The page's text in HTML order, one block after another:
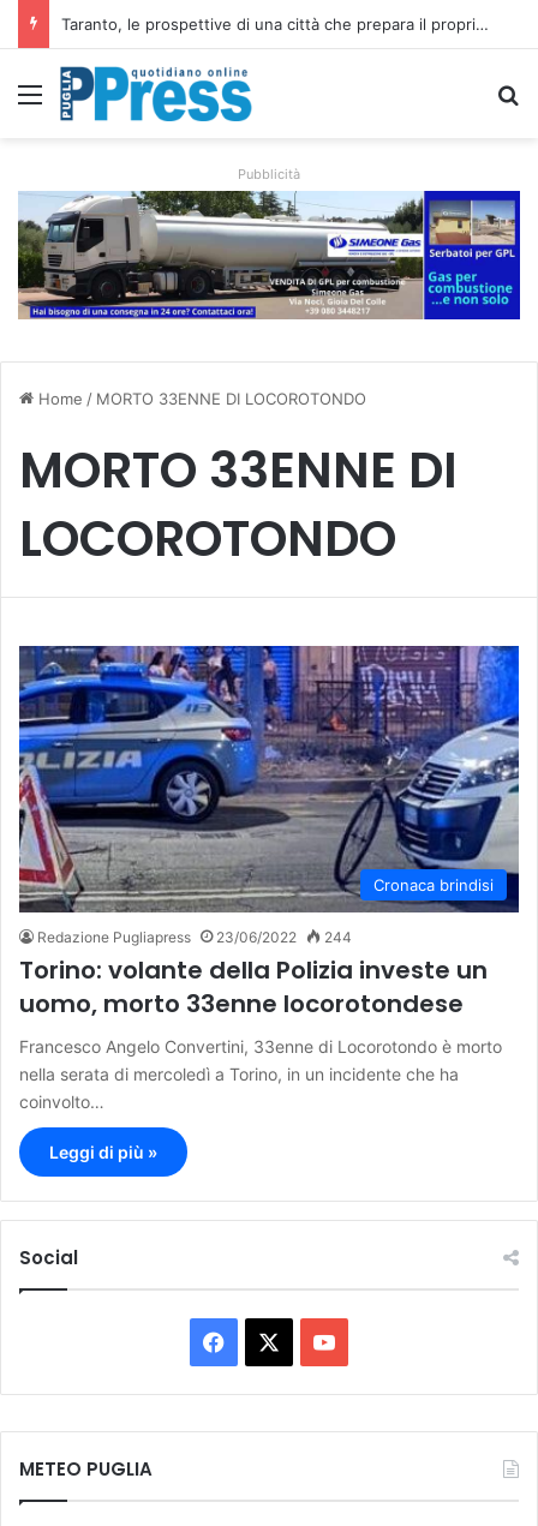
La costa di Taranto, dalle isole Cheradi ai percorsi dello Ionio
Menu
Pubblicità
Home / MORTO 33ENNE DI LOCOROTONDO
MORTO 33ENNE DI
LOCOROTONDO
Cronaca brindisi
Redazione Pugliapress 23/06/2022 244
Torino: volante della Polizia investe un
uomo, morto 33enne locorotondese
Francesco Angelo Convertini, 33enne di Locorotondo è morto
nella serata di mercoledì a Torino, in un incidente che ha
coinvolto…
Leggi di più »
Social
a
c
o
u
METEO PUGLIA